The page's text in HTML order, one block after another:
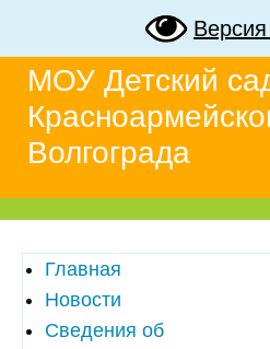
МОУ Детский
Волгограда
Главная
Новости
Сведения об